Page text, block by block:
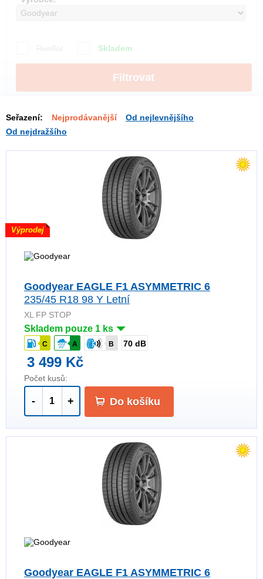
Skladem
Filtrovat
Seřazení: Nejprodávanější
Od nejlevnějšího
Od nejdražšího
Výprodej
Goodyear EAGLE F1 ASYMMETRIC 6
235/45 R18 98 Y Letní
XL FP STOP
Skladem pouze 1 ks
C A B 70 dB
3 499 Kč
Počet kusů:
- + Do košíku
Goodyear EAGLE F1 ASYMMETRIC 6